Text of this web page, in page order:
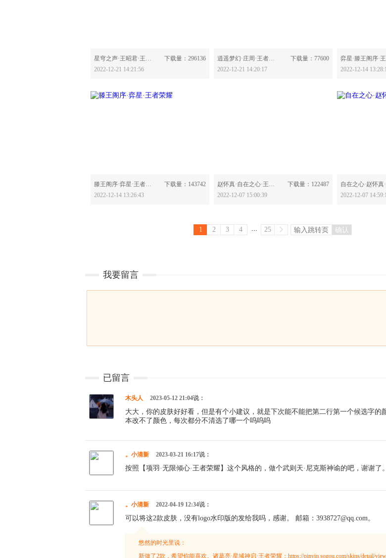
分享：
星穹之声·王昭君·王者荣耀-630356
下载量：296136
2022-12-21 14:21:56
分享：
逍遥梦幻·庄周·王者荣耀-630354
下载量：77600
2022-12-21 14:20:17
2022-12-14
分享：
滕王阁序·弈星·王者荣耀-630280
下载量：143742
2022-12-14 13:26:43
分享：
赵怀真·自在之心·王者荣耀-630202
下载量：122487
2022-12-07 15:00:39
2022-12-07
1 2 3 4 ... 25 确认
我要留言
已留言
木头人 2023-05-12 21:04说：
大大，你的皮肤好好看，但是有个小建议，就是下次能不能把第二行第一个候选字的
本改不了颜色，每次都分不清选了哪一个呜呜呜
。小清新 2023-03-21 16:17说：
按照【项羽·无限倾心·王者荣耀】这个风格的，做个武则天·尼克斯神谕的吧，谢谢了。
。小清新 2022-04-19 12:34说：
可以将这2款皮肤，没有logo水印版的发给我吗，感谢。 邮箱：3938727@qq.com。
悠然的时光里说：
新做了2款，希望你能喜欢。诸葛亮·星域神启·王者荣耀：https://pinyin.sogou.com/skins/detail/